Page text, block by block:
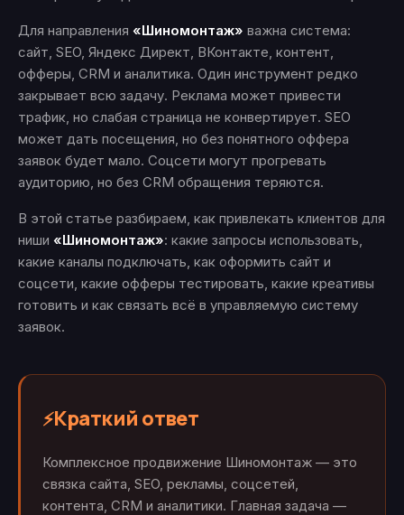
Для направления «Шиномонтаж» важна система:
сайт, SEO, Яндекс Директ, ВКонтакте, контент,
офферы, CRM и аналитика. Один инструмент редко
закрывает всю задачу. Реклама может привести
трафик, но слабая страница не конвертирует. SEO
может дать посещения, но без понятного оффера
заявок будет мало. Соцсети могут прогревать
аудиторию, но без CRM обращения теряются.
В этой статье разбираем, как привлекать клиентов для
ниши «Шиномонтаж»: какие запросы использовать,
какие каналы подключать, как оформить сайт и
соцсети, какие офферы тестировать, какие креативы
готовить и как связать всё в управляемую систему
заявок.
⚡Краткий ответ
Комплексное продвижение Шиномонтаж — это
связка сайта, SEO, рекламы, соцсетей,
контента, CRM и аналитики. Главная задача —